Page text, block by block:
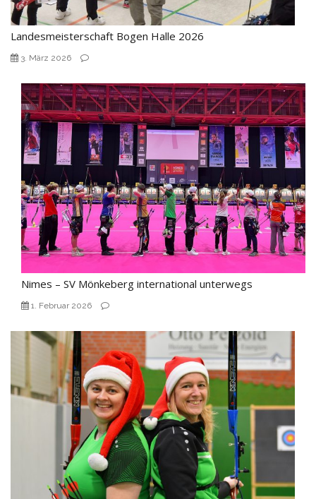
Landesmeisterschaft Bogen Halle 2026
3. März 2026
Nimes – SV Mönkeberg international unterwegs
1. Februar 2026